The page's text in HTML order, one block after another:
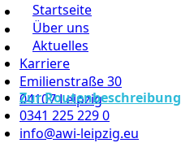
Startseite
Über uns
Aktuelles
Karriere
Emilienstraße 30
04107 Leipzig
Zur Routenbeschreibung
0341 225 229 0
info@awi-leipzig.eu